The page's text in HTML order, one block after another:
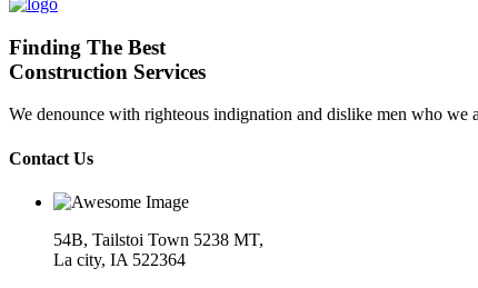
Finding The Best
Construction Services
We denounce with righteous indignation and dislike men who we
Contact Us
54B, Tailstoi Town 5238 MT,
La city, IA 522364